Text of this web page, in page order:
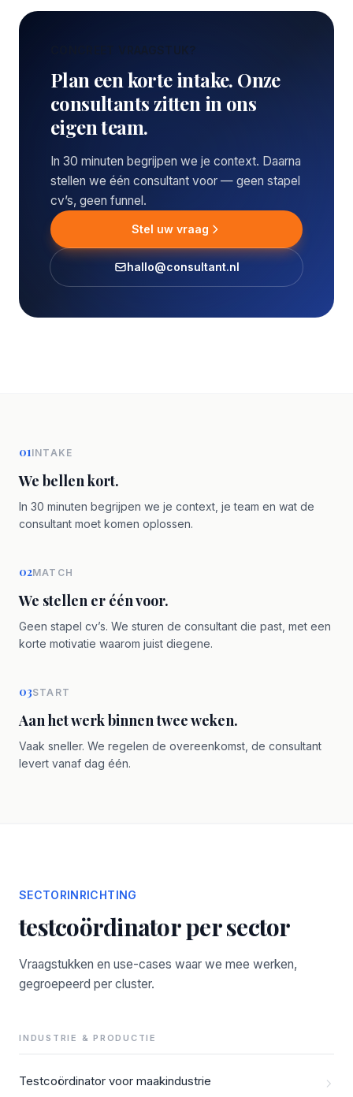
CONCREET VRAAGSTUK?
Plan een korte intake. Onze
consultants zitten in ons
eigen team.
In 30 minuten begrijpen we je context. Daarna
stellen we één consultant voor — geen stapel
cv’s, geen funnel.
Stel uw vraag
hallo@consultant.nl
01INTAKE
We bellen kort.
In 30 minuten begrijpen we je context, je team en wat de
consultant moet komen oplossen.
02MATCH
We stellen er één voor.
Geen stapel cv’s. We sturen de consultant die past, met een
korte motivatie waarom juist diegene.
03START
Aan het werk binnen twee weken.
Vaak sneller. We regelen de overeenkomst, de consultant
levert vanaf dag één.
SECTORINRICHTING
testcoördinator per sector
Vraagstukken en use-cases waar we mee werken,
gegroepeerd per cluster.
INDUSTRIE & PRODUCTIE
Testcoördinator voor maakindustrie